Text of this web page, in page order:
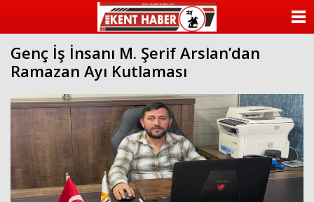
Genç İş İnsanı M. Şerif Arslan’dan
Ramazan Ayı Kutlaması
ANASAYFA
KATEGORİLER
ANKETLER
FOTO GALERİ
VİDEO GALERİ